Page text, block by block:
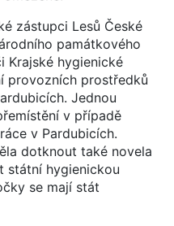
zástupci Lesů České
památkového
Krajské hygienické
provozních prostředků
Jednou
v případě
v Pardubicích.
dotknout také novela
státní hygienickou
se mají stát